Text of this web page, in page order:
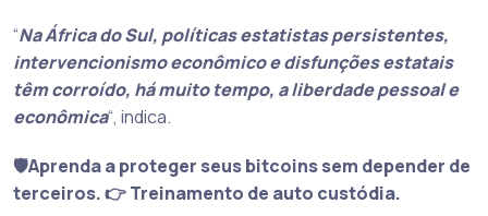
“Na África do Sul, políticas estatistas persistentes,
intervencionismo econômico e disfunções estatais
têm corroído, há muito tempo, a liberdade pessoal e
econômica“, indica.
🛡️Aprenda a proteger seus bitcoins sem depender de
terceiros. 👉 Treinamento de auto custódia.